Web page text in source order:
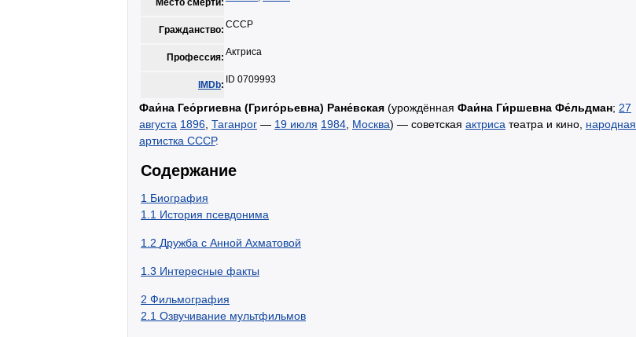
Место смерти:
Гражданство: СССР
Профессия: Актриса
IMDb: ID 0709993
Фаи́на Гео́ргиевна (Григо́рьевна) Ране́вская (урождённая Фаи́на Ги́ршевна Фе́льдман; 27
августа 1896 Таганрог — 19 июля 1984 Москва) — советская актриса театра и кино, народная
артистка СССР.
Содержание
1 Биография
1.1 История псевдонима
1.2 Дружба с Анной Ахматовой
1.3 Интересные факты
2 Фильмография
2.1 Озвучивание мультфильмов